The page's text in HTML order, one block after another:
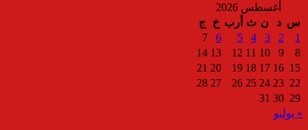
أغسطس 2026
س د ن ث أرب خ
ج
1
2
3
4
5
6
7
8
9
10
11
12
13
14
15
16
17
18
19
20
21
22
23
24
25
26
27
28
29
30
31
« يوليو